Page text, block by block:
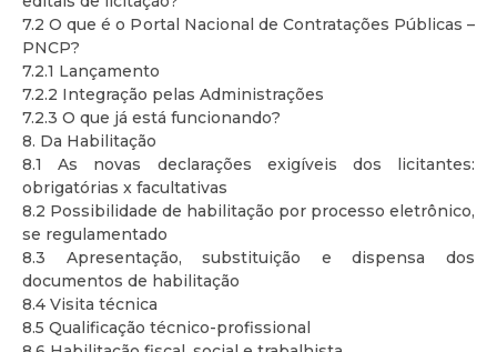
7.2 O que é o Portal Nacional de Contratações Públicas –
PNCP?
7.2.1 Lançamento
7.2.2 Integração pelas Administrações
7.2.3 O que já está funcionando?
8. Da Habilitação
8.1 As novas declarações exigíveis dos licitantes:
obrigatórias x facultativas
8.2 Possibilidade de habilitação por processo eletrônico,
se regulamentado
8.3 Apresentação, substituição e dispensa dos
documentos de habilitação
8.4 Visita técnica
8.5 Qualificação técnico-profissional